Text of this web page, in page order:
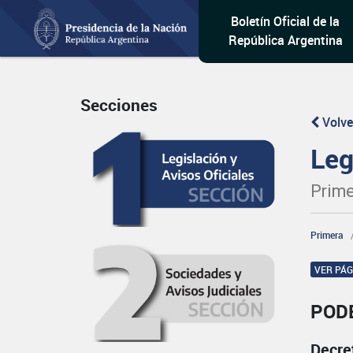
Boletín Oficial de la
República Argentina
Secciones
Primera
VER